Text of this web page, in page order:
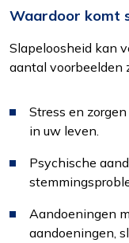
Waardoor komt
Slapeloosheid kan
aantal voorbeelden
Stress en
in uw leven.
Psychische
Aandoeningen
aandoeningen,